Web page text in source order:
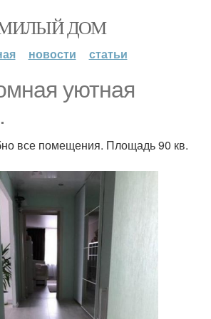
ДОМ
новости статьи
уютная
все помещения. Площадь 90 кв.